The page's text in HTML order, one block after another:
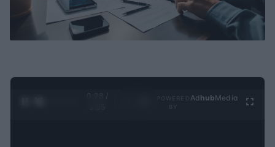
0:29 /
Ad hubMedia